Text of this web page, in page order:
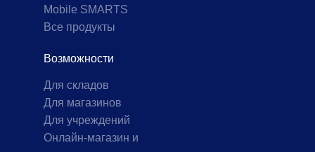
Mobile SMARTS
Все продукты
Возможности
Для складов
Для магазинов
Для учреждений
Онлайн-магазин и